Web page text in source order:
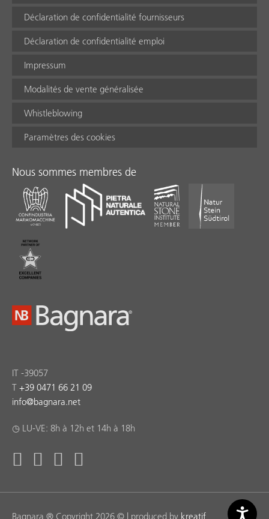
Déclaration de confidentialité fournisseurs
Déclaration de confidentialité emploi
Impressum
Modalités de vente généralisée
Whistleblowing
Paramètres des cookies
Nous sommes membres de
IT -39057
T +39 0471 66 21 09
info@bagnara.net
◷ LU-VE: 8h à 12h et 14h à 18h
Bagnara ® Copyright 2026 © | produced by kreatif